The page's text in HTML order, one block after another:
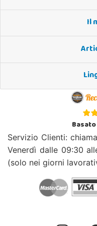
Il
Servizio Clienti:
Venerdì dalle 09:30
(solo nei giorni